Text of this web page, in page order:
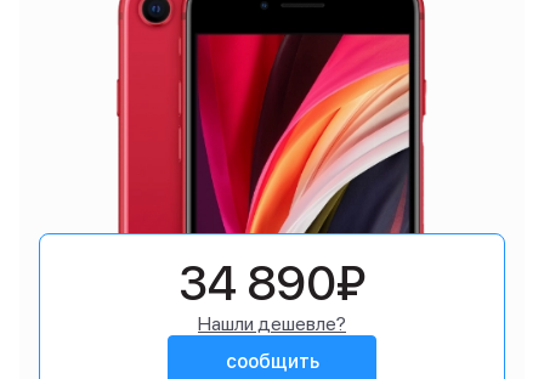
34 890₽
Нашли дешевле?
сообщить